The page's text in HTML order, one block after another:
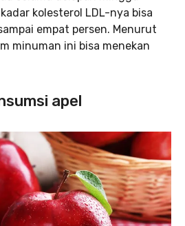
kolesterol LDL-nya bisa
empat persen. Menurut
minuman ini bisa menekan
apel